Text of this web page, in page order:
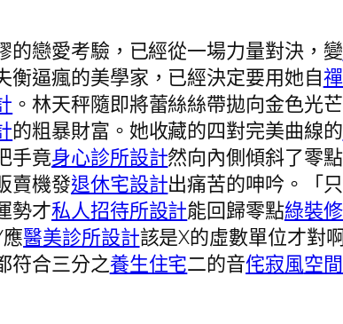
的戀愛考驗，已經從一場力量對決，變
衡逼瘋的美學家，已經決定要用她自
。林天秤隨即將蕾絲絲帶拋向金色光
的粗暴財富。她收藏的四對完美曲線的
手竟身心診所設計然向內側傾斜了零
賣機發退休宅設計出痛苦的呻吟。「
勢才私人招待所設計能回歸零點綠裝
醫美診所設計該是X的虛數單位才對
符合三分之養生住宅二的音侘寂風空